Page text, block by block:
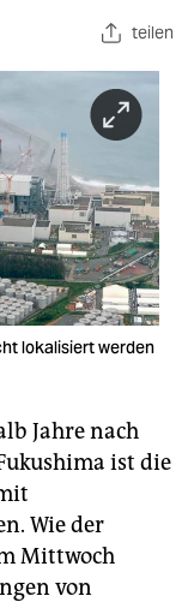
teilen
lokalisiert werden
Jahre nach
ist die
Wie der
Mittwoch
von